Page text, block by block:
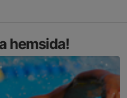
hemsida!